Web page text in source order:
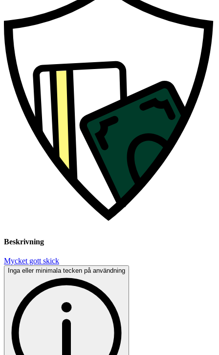
Beskrivning
Mycket gott skick
Inga eller minimala tecken på användning